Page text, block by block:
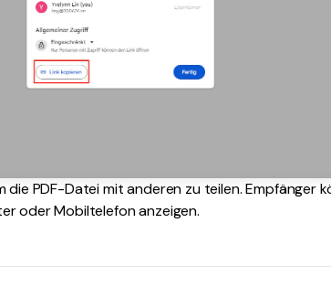
die PDF-Datei mit anderen zu teilen. Empfänger
oder Mobiltelefon anzeigen.